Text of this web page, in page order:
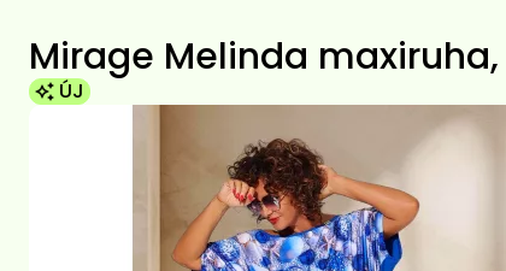
Mirage Melinda
ÚJ